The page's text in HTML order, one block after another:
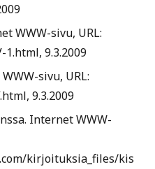
WWW-sivu, URL:
1.html, 9.3.2009
sivu, URL:
, 9.3.2009
Internet WWW-
kirjoituksia_files/kis